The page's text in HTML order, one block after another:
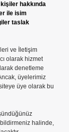
hakkında
ile isim
taslak
ve İletişim
olarak hizmet
denetleme
üyelerimiz
üye olarak bu
halinde,